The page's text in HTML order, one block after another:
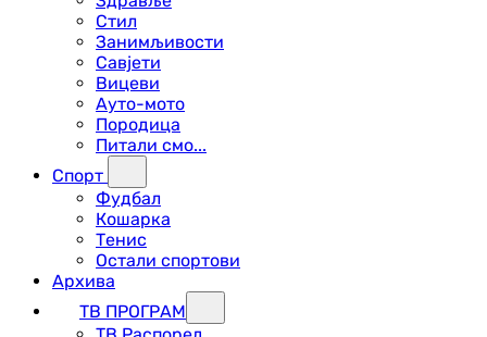
Стил
Занимљивости
Савјети
Вицеви
Ауто-мото
Породица
Питали смо...
Спорт
Фудбал
Кошарка
Тенис
Остали спортови
Архива
ТВ ПРОГРАМ